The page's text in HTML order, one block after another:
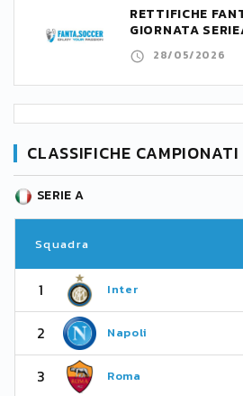
RETTIFICHE
GIORNATA
28/05/2026
CLASSIFICHE CAMPIONATI
SERIE A
Squadra
1 Inter
2 Napoli
3 Roma